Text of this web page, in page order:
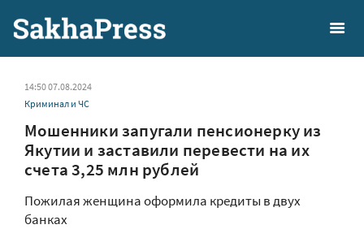
14:50 07.08.2024
Криминал и ЧС
Мошенники запугали пенсионерку из
Якутии и заставили перевести на их
счета 3,25 млн рублей
Пожилая женщина оформила кредиты в двух
банках